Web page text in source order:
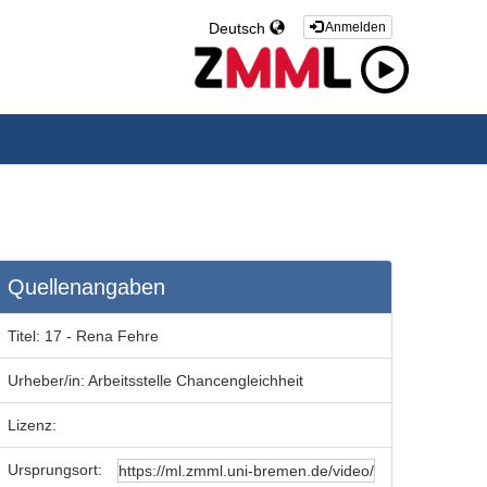
Anmelden
Deutsch
Quellenangaben
Titel: 17 - Rena Fehre
Urheber/in: Arbeitsstelle Chancengleichheit
Lizenz:
Ursprungsort: